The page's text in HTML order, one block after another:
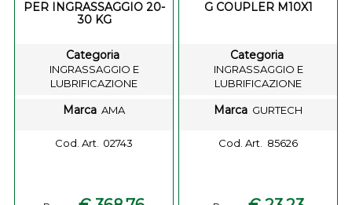
PER INGRASSAGGIO 20-
30 KG
Categoria
INGRASSAGGIO E
LUBRIFICAZIONE
Marca AMA
Cod. Art. 02743
G COUPLER M10X1
Categoria
INGRASSAGGIO E
LUBRIFICAZIONE
Marca GURTECH
Cod. Art. 85626